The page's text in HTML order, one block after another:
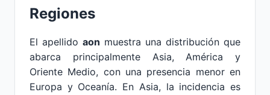
Regiones
El apellido aon muestra una distribución que
abarca principalmente Asia, América y
Oriente Medio, con una presencia menor en
Europa y Oceanía. En Asia, la incidencia es